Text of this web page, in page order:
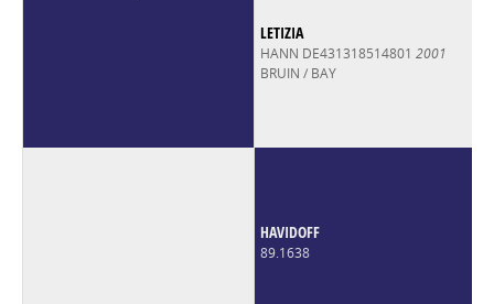
LETIZIA
HANN DE431318514801 2001
BRUIN / BAY
HAVIDOFF
89.1638